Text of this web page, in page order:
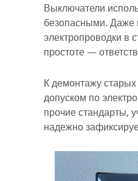
Выключатели
безопасными. Даже
электропроводки в
простоте —
К демонтажу
допуском по
прочие стандарты,
надежно